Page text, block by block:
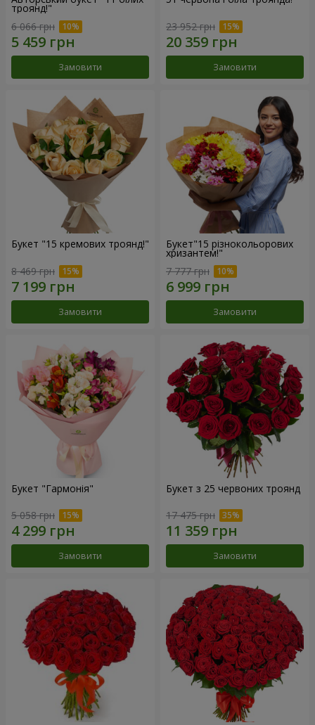
троянд!"
6 066 грн
Замовити
23 952 грн
Замовити
Букет "15 кремових троянд!"
8 469 грн
Замовити
Букет"15 різнокольорових
хризантем!"
7 777 грн
Замовити
Букет "Гармонія"
5 058 грн
Замовити
Букет з 25 червоних троянд
17 475 грн
Замовити